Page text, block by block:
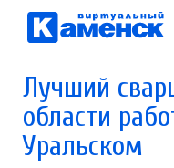
Лучший
области
Уральском